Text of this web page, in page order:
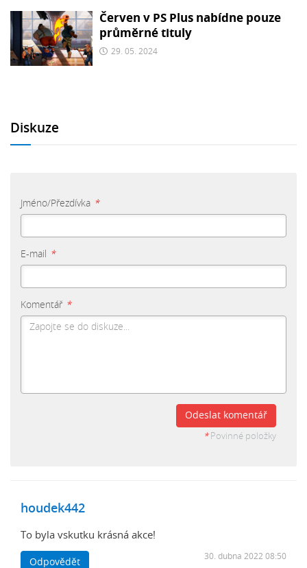
Červen v PS Plus nabídne pouze
průměrné tituly
29. 05. 2024
Diskuze
Jméno/Přezdívka *
E-mail *
Komentář *
Odeslat komentář
*Povinné položky
houdek442
To byla vskutku krásná akce!
Odpovědět
30. dubna 2022 08:50